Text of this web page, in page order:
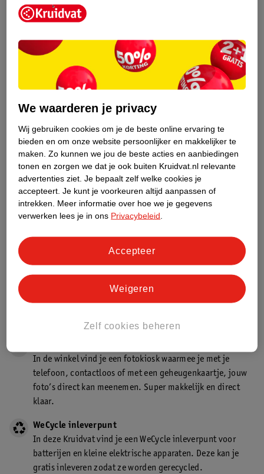
Kruidvat is een erkend specialist in
gezondheidsvraag ook is, stel hem aan
ons!
Stel je gezondheidsvraag
Ook in deze winkel
Kruidvat.nl ophaalpunt
winkel. Zo hoef je niet thuis te blijven voor de Kruidvat
Kruidvat is een gecertificeerd drogist. Dit betekent dat je
winkel én online!
In de winkel vind je een fotokiosk waarmee je met je
telefoon, contactloos of met een geheugenkaartje, jouw
foto’s direct kan meenemen. Super makkelijk en direct
klaar.
WeCycle inleverpunt
In deze Kruidvat vind je een WeCycle inleverpunt voor
batterijen en kleine elektrische apparaten. Deze kan je
gratis inleveren zodat ze worden gerecycled.
We waarderen je privacy
Wij gebruiken cookies om je de beste online ervaring te
bieden en om onze website persoonlijker en makkelijker te
maken. Zo kunnen we jou de beste acties en aanbiedingen
tonen en zorgen we dat je ook buiten Kruidvat.nl relevante
advertenties ziet. Je bepaalt zelf welke cookies je
accepteert. Je kunt je voorkeuren altijd aanpassen of
intrekken.
Meer informatie over hoe we je gegevens
verwerken lees je in ons Privacybeleid
Zelf cookies beheren
Weigeren
Accepteer